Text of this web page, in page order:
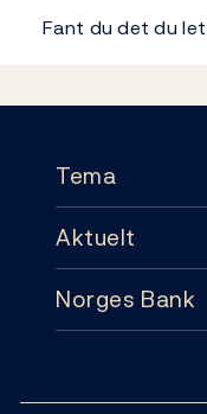
Fant du det du
Tema
Tema
Pengepolitikk
Aktuelt
Aktuelt
Norges Bank